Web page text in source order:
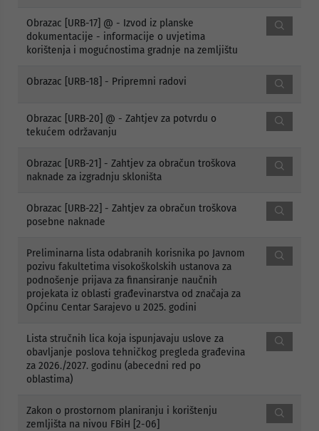
Obrazac [URB-17] @ - Izvod iz planske
dokumentacije - informacije o uvjetima
korištenja i mogućnostima gradnje na zemljištu
Obrazac [URB-18] - Pripremni radovi
Obrazac [URB-20] @ - Zahtjev za potvrdu o
tekućem održavanju
Obrazac [URB-21] - Zahtjev za obračun troškova
naknade za izgradnju skloništa
Obrazac [URB-22] - Zahtjev za obračun troškova
posebne naknade
Preliminarna lista odabranih korisnika po Javnom
pozivu fakultetima visokoškolskih ustanova za
podnošenje prijava za finansiranje naučnih
projekata iz oblasti građevinarstva od značaja za
Općinu Centar Sarajevo u 2025. godini
Lista stručnih lica koja ispunjavaju uslove za
obavljanje poslova tehničkog pregleda građevina
za 2026./2027. godinu (abecedni red po
oblastima)
Zakon o prostornom planiranju i korištenju
zemljišta na nivou FBiH [2-06]